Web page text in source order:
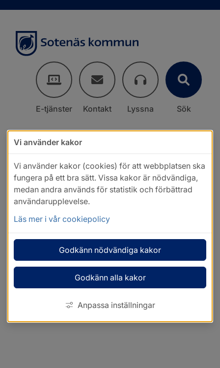
E-tjänster Kontakt Lyssna Sök
Vi använder kakor
Vi använder kakor (cookies) för att webbplatsen ska
fungera på ett bra sätt. Vissa kakor är nödvändiga,
medan andra används för statistik och förbättrad
användarupplevelse.
Läs mer i vår cookiepolicy
Godkänn nödvändiga kakor
Godkänn alla kakor
Anpassa inställningar